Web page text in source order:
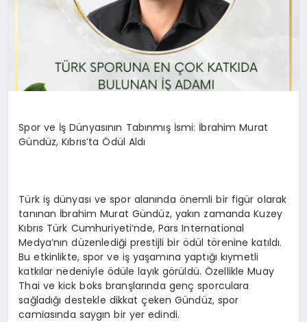
Spor ve İş Dünyasının Tabınmış İsmi: İbrahim Murat
Gündüz, Kıbrıs’ta Ödül Aldı
Türk iş dünyası ve spor alanında önemli bir figür olarak
tanınan İbrahim Murat Gündüz, yakın zamanda Kuzey
Kıbrıs Türk Cumhuriyeti’nde, Pars International
Medya’nın düzenlediği prestijli bir ödül törenine katıldı.
Bu etkinlikte, spor ve iş yaşamına yaptığı kıymetli
katkılar nedeniyle ödüle layık görüldü. Özellikle Muay
Thai ve kick boks branşlarında genç sporculara
sağladığı destekle dikkat çeken Gündüz, spor
camiasında saygın bir yer edindi.